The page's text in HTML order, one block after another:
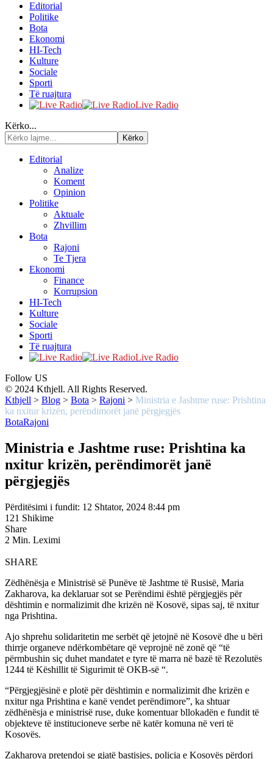
Editorial
Politike
Bota
Ekonomi
HI-Tech
Kulture
Sociale
Sporti
Të ruajtura
Live Radio
Kërko...
Editorial
Analize
Koment
Opinion
Politike
Aktuale
Zhvillim
Bota
Rajoni
Te Tjera
Ekonomi
Finance
Korrupsion
HI-Tech
Kulture
Sociale
Sporti
Të ruajtura
Live Radio
Follow US
© 2024 Kthjell. All Rights Reserved.
Kthjell > Blog > Bota > Rajoni > Ministria e Jashtme ruse: Prishtina
ka nxitur krizën, perëndimorët janë përgjegjës
BotaRajoni
Ministria e Jashtme ruse: Prishtina ka
nxitur krizën, perëndimorët janë
përgjegjës
Përditësimi i fundit: 12 Shtator, 2024 8:44 pm
121 Shikime
Share
2 Min. Leximi
SHARE
Zëdhënësja e Ministrisë së Punëve të Jashtme të Rusisë, Maria
Zakharova, ka deklaruar sot se Perëndimi është përgjegjës për
dështimin e normalizimit dhe krizën në Kosovë, sipas saj, të nxitur
nga Prishtina.
Ajo shprehu solidaritetin me serbët që jetojnë në Kosovë dhe u bëri
thirrje organeve ndërkombëtare që veprojnë në zonë që “të
përmbushin siç duhet mandatet e tyre të marra në bazë të Rezolutës
1244 të Këshillit të Sigurimit të OKB-së “.
“Përgjegjësinë e plotë për dështimin e normalizimit dhe krizën e
nxitur nga Prishtina e kanë vendet perëndimore”, ka shtuar
zëdhënësja e ministrisë ruse, duke komentuar bllokadën e fundit të
objekteve të institucioneve serbe në katër komuna në veri të
Kosovës.
Zakharova pretendoi se gjatë bastisjes, policia e Kosovës përdori